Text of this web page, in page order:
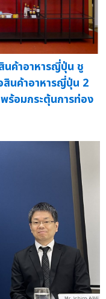
นค้าอาหารญี่ปุ่น ชู
นค้าอาหารญี่ปุ่น 2
พร้อมกระตุ้นการท่อง